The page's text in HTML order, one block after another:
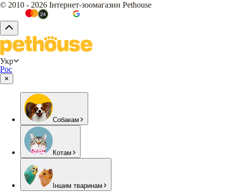
© 2010 - 2026 Інтернет-зоомагазин Pethouse
Укр
Рос
Собакам
Котам
Іншим тваринам